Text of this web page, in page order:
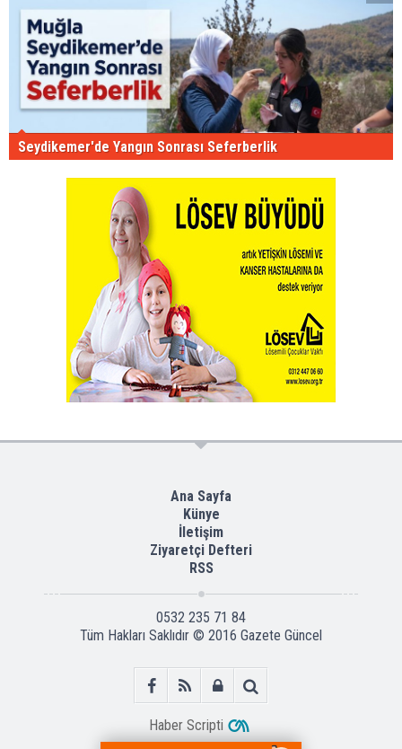
Seydikemer'de Yangın Sonrası Seferberlik
Ana Sayfa
Künye
İletişim
Ziyaretçi Defteri
RSS
0532 235 71 84
Tüm Hakları Saklıdır © 2016 Gazete Güncel
Haber Scripti